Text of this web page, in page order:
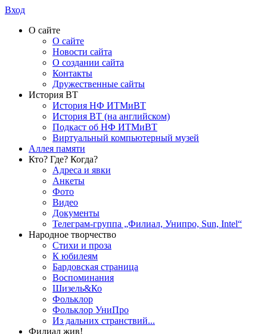
Вход
О сайте
О сайте
Новости сайта
О создании сайта
Контакты
Дружественные сайты
История ВТ
История НФ ИТМиВТ
История ВТ (на английском)
Подкаст об НФ ИТМиВТ
Виртуальный компьютерный музей
Аллея памяти
Кто? Где? Когда?
Адреса и явки
Анкеты
Фото
Видео
Документы
Телеграм-группа „Филиал, Унипро, Sun, Intel“
Народное творчество
Стихи и проза
К юбилеям
Бардовская страница
Воспоминания
Шизель&Ко
Фольклор
Фольклор УниПро
Из дальних странствий...
Филиал жив!